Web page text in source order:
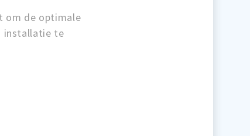
om de optimale
installatie te